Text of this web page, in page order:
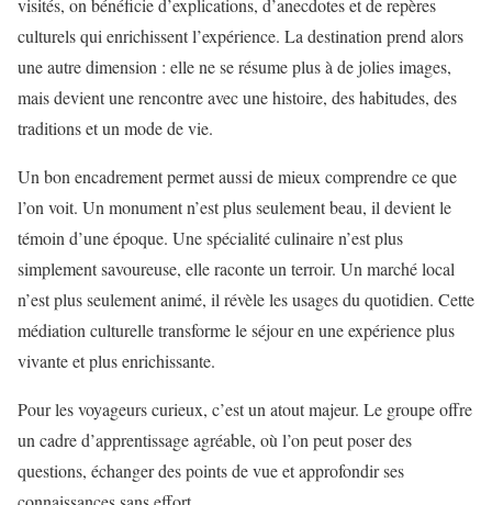
visités, on bénéficie d’explications, d’anecdotes et de repères
culturels qui enrichissent l’expérience. La destination prend alors
une autre dimension : elle ne se résume plus à de jolies images,
mais devient une rencontre avec une histoire, des habitudes, des
traditions et un mode de vie.
Un bon encadrement permet aussi de mieux comprendre ce que
l’on voit. Un monument n’est plus seulement beau, il devient le
témoin d’une époque. Une spécialité culinaire n’est plus
simplement savoureuse, elle raconte un terroir. Un marché local
n’est plus seulement animé, il révèle les usages du quotidien. Cette
médiation culturelle transforme le séjour en une expérience plus
vivante et plus enrichissante.
Pour les voyageurs curieux, c’est un atout majeur. Le groupe offre
un cadre d’apprentissage agréable, où l’on peut poser des
questions, échanger des points de vue et approfondir ses